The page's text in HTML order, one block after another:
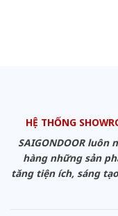
HỆ THỐNG
SAIGONDOOR luôn
hàng những sản
tăng tiện ích, sáng